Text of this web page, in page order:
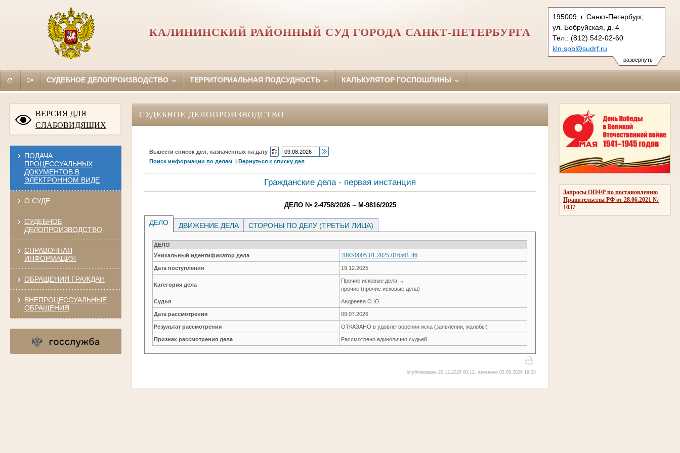
развернуть
195009, г. Санкт-Петербург,
ул. Бобруйская, д. 4
Тел.: (812) 542-02-60
kln.spb@sudrf.ru
показать на карте
КАЛИНИНСКИЙ РАЙОННЫЙ СУД ГОРОДА САНКТ-ПЕТЕРБУРГА
СУДЕБНОЕ ДЕЛОПРОИЗВОДСТВО ТЕРРИТОРИАЛЬНАЯ ПОДСУДНОСТЬ КАЛЬКУЛЯТОР ГОСПОШЛИНЫ
ВЕРСИЯ ДЛЯ
СЛАБОВИДЯЩИХ
ПОДАЧА
ПРОЦЕССУАЛЬНЫХ
ДОКУМЕНТОВ В
ЭЛЕКТРОННОМ ВИДЕ
О СУДЕ
СУДЕБНОЕ
ДЕЛОПРОИЗВОДСТВО
СПРАВОЧНАЯ
ИНФОРМАЦИЯ
ОБРАЩЕНИЯ ГРАЖДАН
ВНЕПРОЦЕССУАЛЬНЫЕ
ОБРАЩЕНИЯ
Запросы ОПФР по постановлению
Правительства РФ от 28.06.2021 №
1037
СУДЕБНОЕ ДЕЛОПРОИЗВОДСТВО
Вывести список дел, назначенных на дату
Поиск информации по делам |Вернуться к списку дел
Гражданские дела - первая инстанция
ДЕЛО № 2-4758/2026 ~ М-9816/2025
ДЕЛО ДВИЖЕНИЕ ДЕЛА СТОРОНЫ ПО ДЕЛУ (ТРЕТЬИ ЛИЦА)
ДЕЛО
Уникальный идентификатор дела
78RS0005-01-2025-016561-46
Дата поступления 19.12.2025
Категория дела
Прочие исковые дела →
прочие (прочие исковые дела)
Судья Андреева О.Ю.
Дата рассмотрения 09.07.2026
Результат рассмотрения ОТКАЗАНО в удовлетворении иска (заявлении, жалобы)
Признак рассмотрения дела Рассмотрено единолично судьей
опубликовано 20.12.2025 00:12, изменено 03.08.2026 19:33